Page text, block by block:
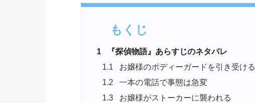
もくじ
1
『探偵物語』あらすじのネタバレ
1.1
お嬢様のボディーガードを引き受ける
1.2
一本の電話で事態は急変
1.3
お嬢様がストーカーに襲われる